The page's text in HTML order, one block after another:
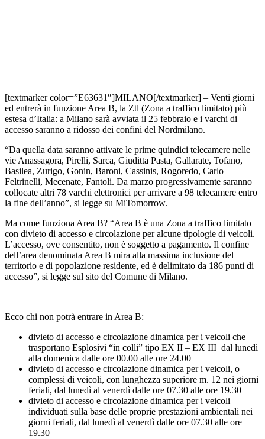
[textmarker color=”E63631″]MILANO[/textmarker] – Venti giorni
ed entrerà in funzione Area B, la Ztl (Zona a traffico limitato) più
estesa d’Italia: a Milano sarà avviata il 25 febbraio e i varchi di
accesso saranno a ridosso dei confini del Nordmilano.
“Da quella data saranno attivate le prime quindici telecamere nelle
vie Anassagora, Pirelli, Sarca, Giuditta Pasta, Gallarate, Tofano,
Basilea, Zurigo, Gonin, Baroni, Cassinis, Rogoredo, Carlo
Feltrinelli, Mecenate, Fantoli. Da marzo progressivamente saranno
collocate altri 78 varchi elettronici per arrivare a 98 telecamere entro
la fine dell’anno”, si legge su MiTomorrow.
Ma come funziona Area B? “Area B è una Zona a traffico limitato
con divieto di accesso e circolazione per alcune tipologie di veicoli.
L’accesso, ove consentito, non è soggetto a pagamento. Il confine
dell’area denominata Area B mira alla massima inclusione del
territorio e di popolazione residente, ed è delimitato da 186 punti di
accesso”, si legge sul sito del Comune di Milano.
Ecco chi non potrà entrare in Area B:
divieto di accesso e circolazione dinamica per i veicoli che
trasportano Esplosivi “in colli” tipo EX II – EX III dal lunedì
alla domenica dalle ore 00.00 alle ore 24.00
divieto di accesso e circolazione dinamica per i veicoli, o
complessi di veicoli, con lunghezza superiore m. 12 nei giorni
feriali, dal lunedì al venerdì dalle ore 07.30 alle ore 19.30
divieto di accesso e circolazione dinamica per i veicoli
individuati sulla base delle proprie prestazioni ambientali nei
giorni feriali, dal lunedì al venerdì dalle ore 07.30 alle ore
19.30